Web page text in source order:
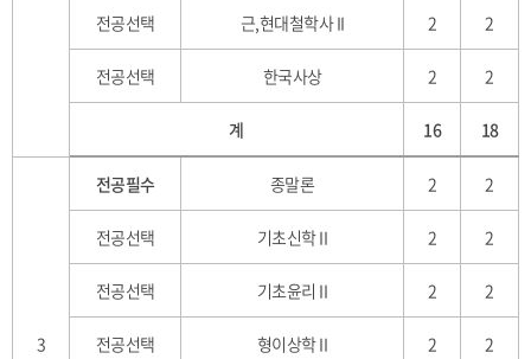
전공선택 근,현대철학사 II 2 2
전공선택 한국사상 2 2
계 16 18
3
전공필수 종말론 2 2
전공선택 기초신학 II 2 2
전공선택 기초윤리 II 2 2
전공선택 형이상학 II 2 2